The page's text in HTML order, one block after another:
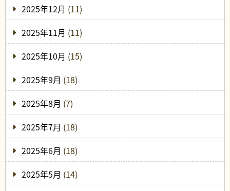
2025年12月 (11)
2025年11月 (11)
2025年10月 (15)
2025年9月 (18)
2025年8月 (7)
2025年7月 (18)
2025年6月 (18)
2025年5月 (14)